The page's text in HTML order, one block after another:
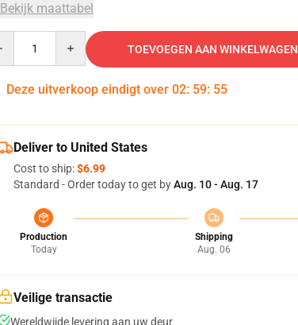
Bekijk maattabel
TOEVOEGEN AAN WINKELWAGEN
Deze uitverkoop eindigt over 02: 59: 54
Deliver to United States
Cost to ship:$6.99
Standard - Order today to get byAug. 10 - Aug. 17
Production
Today
Shipping
Aug. 06
Veilige transactie
Wereldwijde levering aan uw deur